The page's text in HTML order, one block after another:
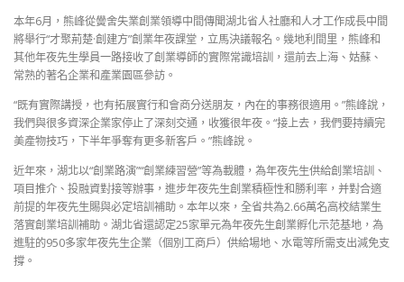
本年6月，熊峰從黌舍失業創業領導中間傳聞湖北省人社廳和人才工作成長中間
將舉行“才聚荊楚·創建方”創業年夜課堂，立馬決議報名。幾地利間里，熊峰和
其他年夜先生學員一路接收了創業導師的實際常識培訓，還前去上海、姑蘇、
常熟的著名企業和產業園區參訪。
“既有實際講授，也有拓展實行和會商分送朋友，內在的事務很適用。”熊峰說，
我們與很多資深企業家停止了深刻交通，收獲很年夜。“接上去，我們要持續完
美產物技巧，下半年爭奪有更多新客戶。”熊峰說。
近年來，湖北以“創業路演”“創業練習營”等為載體，為年夜先生供給創業培訓、
項目推介、投融資對接等辦事，進步年夜先生創業積極性和勝利率，并對合適
前提的年夜先生賜與必定培訓補助。本年以來，全省共為2.66萬名高校結業生
落實創業培訓補助。湖北省還認定25家單元為年夜先生創業孵化示范基地，為
進駐的950多家年夜先生企業（個別工商戶）供給場地、水電等所需支出減免支
撐。